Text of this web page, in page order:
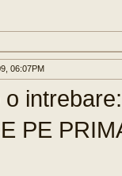
06:07PM
o
PE